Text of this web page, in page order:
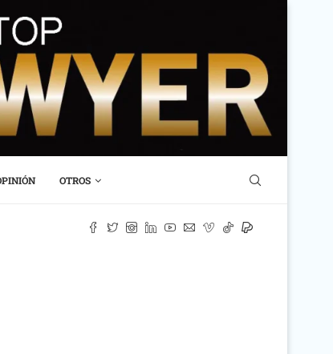
OTROS